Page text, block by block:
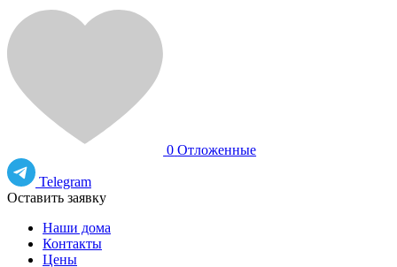
0 Отложенные
Telegram
Оставить заявку
Наши дома
Контакты
Цены